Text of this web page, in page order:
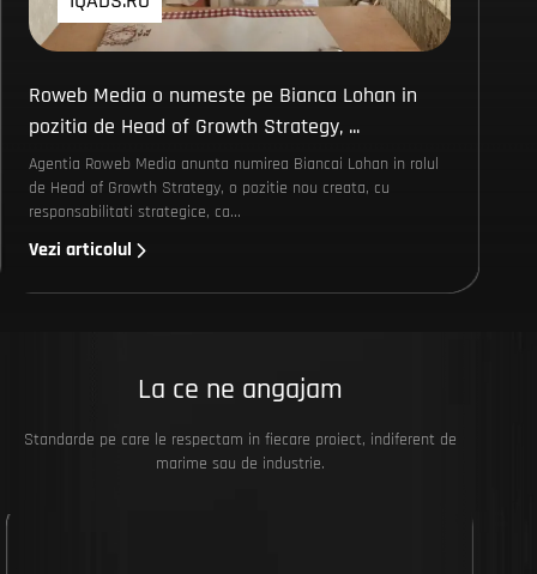
Roweb Media o numeste pe Bianca Lohan in
pozitia de Head of Growth Strategy, ...
Agentia Roweb Media anunta numirea Biancai Lohan in rolul
de Head of Growth Strategy, o pozitie nou creata, cu
responsabilitati strategice, ca...
Vezi articolul
La ce ne angajam
Standarde pe care le respectam in fiecare proiect, indiferent de
marime sau de industrie.